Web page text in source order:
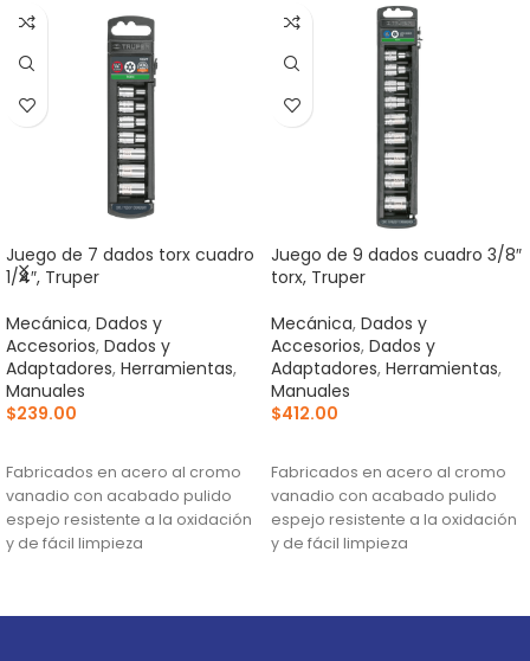
Juego de 7 dados torx cuadro
1/4″, Truper
Mecánica, Dados y
Accesorios, Dados y
Adaptadores, Herramientas,
Manuales
$239.00
Fabricados en acero al cromo
vanadio con acabado pulido
espejo resistente a la oxidación
y de fácil limpieza
aseguran y aumentan el torque
Juego de 9 dados cuadro 3/8″
torx, Truper
Mecánica, Dados y
Accesorios, Dados y
Adaptadores, Herramientas,
Manuales
$412.00
Fabricados en acero al cromo
vanadio con acabado pulido
espejo resistente a la oxidación
y de fácil limpieza
aseguran y aumentan el torque